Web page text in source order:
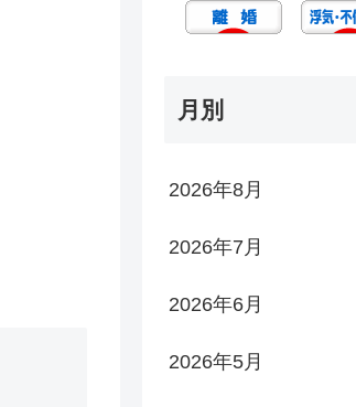
月別
2026年8月
2026年7月
2026年6月
2026年5月